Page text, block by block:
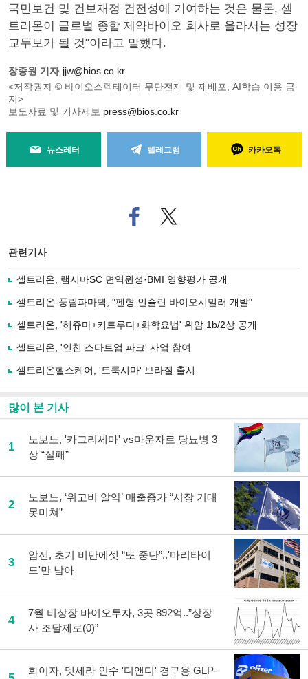
국민보건 및 건보재정 건전성에 기여하는 것은 물론, 셀
트리온이 글로벌 종합 제약바이오 회사로 올라서는 성장
교두보가 될 것"이라고 말했다.
장종원 기자 jjw@bios.co.kr
<저작권자 © 바이오스펙테이터 무단전재 및 재배포, AI학습 이용 금
지>
보도자료 및 기사제보 press@bios.co.kr
뉴스레터 텔레그램 카카오톡
페
이
로
기
사
유
기
트위
터로
관련기사
셀트리온, 램시마SC 면역원성·BMI 영향평가 공개
셀트리온-풍림파마텍, "펜형 인슐린 바이오시밀러 개발"
셀트리온, '허쥬마+키트루다+화학요법' 위암 1b/2상 공개
셀트리온, '인천 스타트업 파크' 사업 참여
셀트리온헬스케어, '트룩시마' 브라질 출시
많이 본 기사
1
노보노, '카그리세마' vs마운자로 당뇨병 3
상 “실패”
2
노보노, ‘위고비 알약’ 매출증가 “시장 기대
못미쳐”
3
암젠, 초기 비만에셋 “또 중단”..'마리타이
드'만 남아
4
7월 비상장 바이오투자, 3곳 892억..”상장
사 조달제로(0)”
화이자, 멧세라 인수 '디앤디' 경구용 GLP-